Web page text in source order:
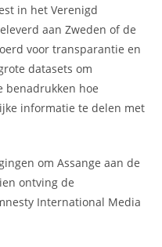
in het Verenigd
aan Zweden of de
voor transparantie en
datasets om
benadrukken hoe
informatie te delen met
om Assange aan de
ontving de
International Media